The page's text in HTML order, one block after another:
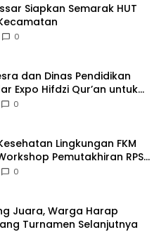
Siapkan Semarak HUT
0
dan Dinas Pendidikan
Expo Hifdzi Qur’an untuk
0
Lingkungan FKM
Pemutakhiran RPS
Pendidikan
0
Juara, Warga Harap
Turnamen Selanjutnya